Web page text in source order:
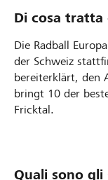
Di cosa
Die Radball
der Schweiz
bereiterklärt, den
bringt 10 der
Fricktal.
Quali sono